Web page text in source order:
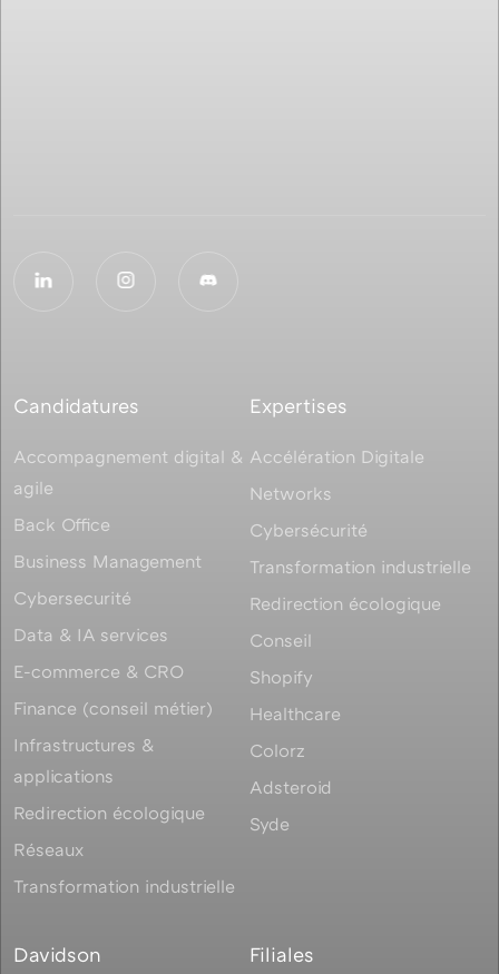
Candidatures
Accompagnement digital &
agile
Back Office
Business Management
Cybersecurité
Data & IA services
E-commerce & CRO
Finance (conseil métier)
Infrastructures &
applications
Redirection écologique
Réseaux
Transformation industrielle
Expertises
Accélération Digitale
Networks
Cybersécurité
Transformation industrielle
Redirection écologique
Conseil
Shopify
Healthcare
Colorz
Adsteroid
Syde
Davidson Filiales